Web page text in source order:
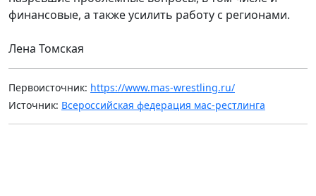
финансовые, а также усилить работу с регионами.
Лена Томская
Первоисточник: https://www.mas-wrestling.ru/
Источник: Всероссийская федерация мас-рестлинга